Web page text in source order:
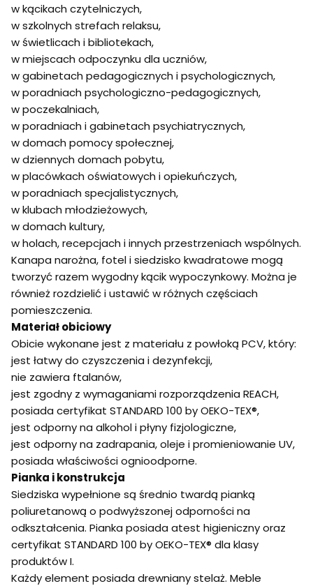
w kącikach czytelniczych,
w szkolnych strefach relaksu,
w świetlicach i bibliotekach,
w miejscach odpoczynku dla uczniów,
w gabinetach pedagogicznych i psychologicznych,
w poradniach psychologiczno-pedagogicznych,
w poczekalniach,
w poradniach i gabinetach psychiatrycznych,
w domach pomocy społecznej,
w dziennych domach pobytu,
w placówkach oświatowych i opiekuńczych,
w poradniach specjalistycznych,
w klubach młodzieżowych,
w domach kultury,
w holach, recepcjach i innych przestrzeniach wspólnych.
Kanapa narożna, fotel i siedzisko kwadratowe mogą
tworzyć razem wygodny kącik wypoczynkowy. Można je
również rozdzielić i ustawić w różnych częściach
pomieszczenia.
Materiał obiciowy
Obicie wykonane jest z materiału z powłoką PCV, który:
jest łatwy do czyszczenia i dezynfekcji,
nie zawiera ftalanów,
jest zgodny z wymaganiami rozporządzenia REACH,
posiada certyfikat STANDARD 100 by OEKO-TEX®,
jest odporny na alkohol i płyny fizjologiczne,
jest odporny na zadrapania, oleje i promieniowanie UV,
posiada właściwości ognioodporne.
Pianka i konstrukcja
Siedziska wypełnione są średnio twardą pianką
poliuretanową o podwyższonej odporności na
odkształcenia. Pianka posiada atest higieniczny oraz
certyfikat STANDARD 100 by OEKO-TEX® dla klasy
produktów I.
Każdy element posiada drewniany stelaż. Meble